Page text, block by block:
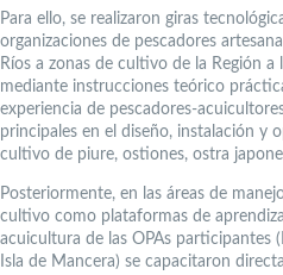
Para ello, se realizaron giras
organizaciones de pescadores
Ríos a zonas de cultivo de la Región a
mediante instrucciones teórico
experiencia de pescadores-
principales en el diseño, instalación y
cultivo de piure, ostiones, ostra
Posteriormente, en las áreas de
cultivo como plataformas de
acuicultura de las OPAs participantes
Isla de Mancera) se capacitaron